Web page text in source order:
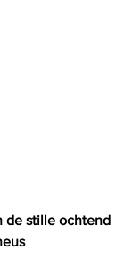
de stille ochtend